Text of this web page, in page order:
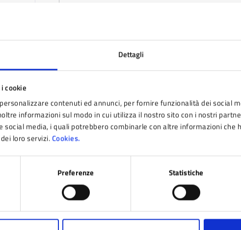
Dettagli
cookie
contenuti ed annunci, per fornire funzionalità dei social
informazioni sul modo in cui utilizza il nostro sito con i nostri
social media, i quali potrebbero combinarle con altre informazioni che
loro servizi.Cookies.
Preferenze Statistiche
Ultimo aggiornamento: